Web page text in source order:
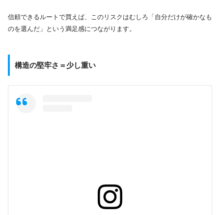
信頼できるルートで買えば、このリスクはむしろ「自分だけが確かなも
のを選んだ」という満足感につながります。
構造の堅牢さ＝少し重い